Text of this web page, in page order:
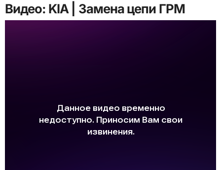
Видео: KIA | Замена цепи ГРМ